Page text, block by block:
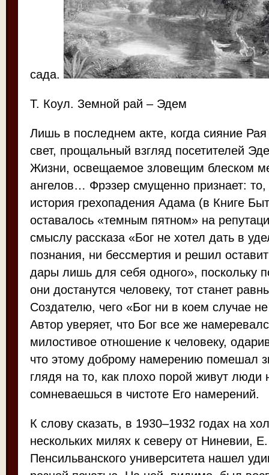
сада.
Т. Коул. Земной рай – Эдем
Лишь в последнем акте, когда сияние
свет, прощальный взгляд посетителей
Жизни, освещаемое зловещим блеском
ангелов… Фрэзер смущенно признает: то,
история грехопадения Адама (в Книге
оставалось «темным пятном» на
смыслу рассказа «Бог не хотел дать в
познания, ни бессмертия и решил
дары лишь для себя одного», поскольку
они достанутся человеку, тот станет
Создателю, чего «Бог ни в коем случае
Автор уверяет, что Бог все же
милостивое отношение к человеку,
что этому доброму намерению помешал
глядя на то, как плохо порой живут люди
сомневаешься в чистоте Его намерений.
К слову сказать, в 1930–1932 годах на
нескольких милях к северу от Ниневии,
Пенсильванского университета нашел